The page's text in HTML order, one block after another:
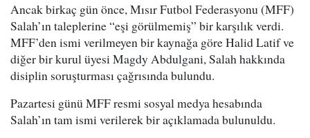
Ancak birkaç gün önce, Mısır Futbol Federasyonu (MFF)
Salah’ın taleplerine “eşi görülmemiş” bir karşılık verdi.
MFF’den ismi verilmeyen bir kaynağa göre Halid Latif ve
diğer bir kurul üyesi Magdy Abdulgani, Salah hakkında
disiplin soruşturması çağrısında bulundu.
Pazartesi günü MFF resmi sosyal medya hesabında
Salah’ın tam ismi verilerek bir açıklamada bulunuldu.